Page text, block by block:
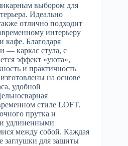
выбором для
Идеально
отлично подходит
интерьеру
кафе. Благодаря
— каркас стула, с
эффект «уюта»,
и практичность
на основе
удобной
стиле LOFT.
прутка и
удлиненными
между собой. Каждая
заглушки для защиты